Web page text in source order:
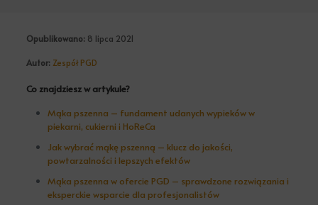
Opublikowano: 8 lipca 2021
Autor: Zespół PGD
Co znajdziesz w artykule?
Mąka pszenna – fundament udanych wypieków w
piekarni, cukierni i HoReCa
Jak wybrać mąkę pszenną – klucz do jakości,
powtarzalności i lepszych efektów
Mąka pszenna w ofercie PGD – sprawdzone rozwiązania i
eksperckie wsparcie dla profesjonalistów